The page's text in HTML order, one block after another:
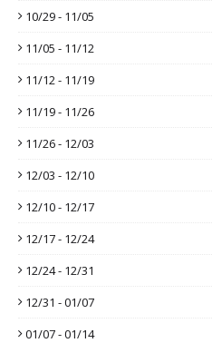
10/29 - 11/05
11/05 - 11/12
11/12 - 11/19
11/19 - 11/26
11/26 - 12/03
12/03 - 12/10
12/10 - 12/17
12/17 - 12/24
12/24 - 12/31
12/31 - 01/07
01/07 - 01/14